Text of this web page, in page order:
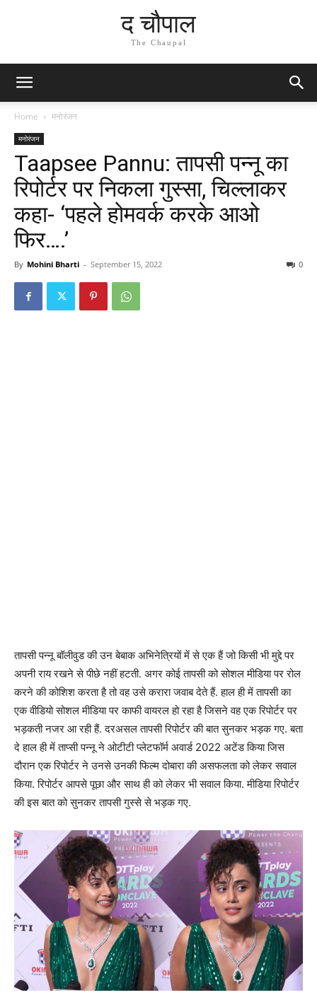
द चौपाल
The Chaupal
Home मनोरंजन
मनोरंजन
Taapsee Pannu: तापसी पन्नू का
रिपोर्टर पर निकला गुस्सा, चिल्लाकर
कहा- ‘पहले होमवर्क करके आओ
फिर….’
By Mohini Bharti - September 15, 2022 0
तापसी पन्नू बॉलीवुड की उन बेबाक अभिनेत्रियों में से एक हैं जो किसी भी मुद्दे पर
अपनी राय रखने से पीछे नहीं हटती. अगर कोई तापसी को सोशल मीडिया पर रोल
करने की कोशिश करता है तो वह उसे करारा जवाब देते हैं. हाल ही में तापसी का
एक वीडियो सोशल मीडिया पर काफी वायरल हो रहा है जिसने वह एक रिपोर्टर पर
भड़कती नजर आ रही हैं. दरअसल तापसी रिपोर्टर की बात सुनकर भड़क गए. बता
दे हाल ही में ताप्सी पन्नू ने ओटीटी प्लेटफॉर्म अवार्ड 2022 अटेंड किया जिस
दौरान एक रिपोर्टर ने उनसे उनकी फिल्म दोबारा की असफलता को लेकर सवाल
किया. रिपोर्टर आपसे पूछा और साथ ही को लेकर भी सवाल किया. मीडिया रिपोर्टर
की इस बात को सुनकर तापसी गुस्से से भड़क गए.